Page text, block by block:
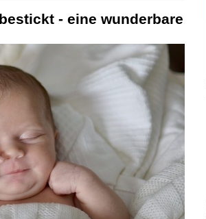
- eine wunderbare